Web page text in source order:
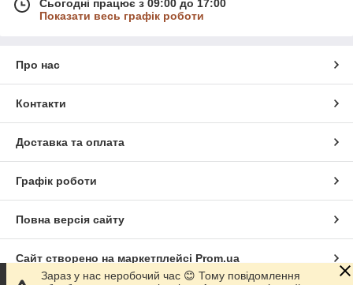
Сьогодні працює з 09:00 до 17:00
Показати весь графік роботи
Про нас
Контакти
Доставка та оплата
Графік роботи
Повна версія сайту
Сайт створено на маркетплейсі Prom.ua
Зараз у нас неробочий час 😊 Тому повідомлення